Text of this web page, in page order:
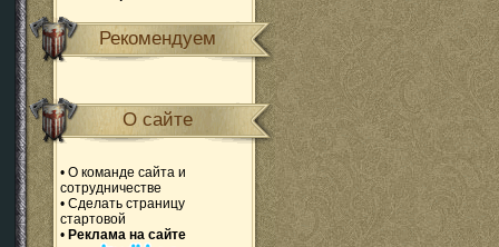
Рекомендуем
О сайте
• О команде сайта и
сотрудничестве
• Сделать страницу
стартовой
• Реклама на сайте